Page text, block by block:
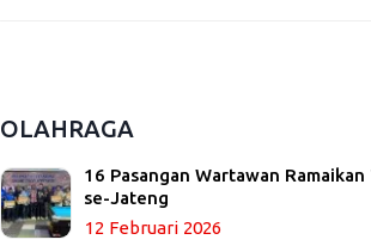
OLAHRAGA
16 Pasangan Wartawan
se-Jateng
12 Februari 2026